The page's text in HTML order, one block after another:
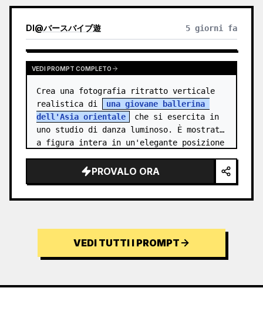
DI@バースバイブ遊 5 giorni fa
VEDI PROMPT COMPLETO
Crea una fotografia ritratto verticale
realistica di
una giovane ballerina
dell'Asia orientale
che si esercita in
uno studio di danza luminoso. È mostrata
a figura intera in un'elegante posizione
PROVALO ORA
VEDI TUTTI I PROMPT